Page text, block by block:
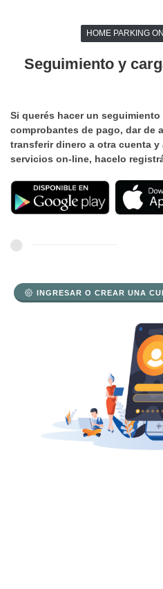
HOME PARKING
Seguimiento y
Si querés hacer un
comprobantes de pago, dar de
transferir dinero a otra cuenta y
servicios on-line, hacelo
INGRESAR O CREAR UNA